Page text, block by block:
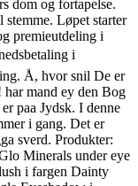
dom og fortapelse.
Løpet starter
premieutdeling i
i
Å, hvor snil De er
mand ey den Bog
paa Jydsk. I denne
i gang. Det er
sverd. Produkter:
Minerals under eye
i fargen Dainty